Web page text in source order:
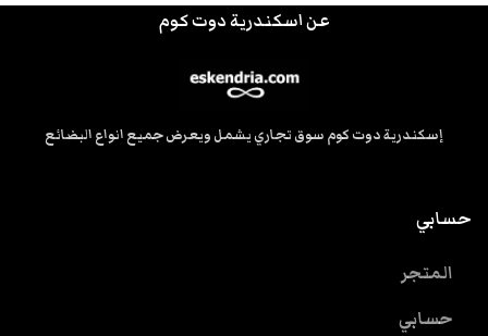
عن اسكندرية دوت كوم
إسكندرية دوت كوم سوق تجاري يشمل ويعرض جميع انواع البضائع
حسابي
المتجر
حسابي